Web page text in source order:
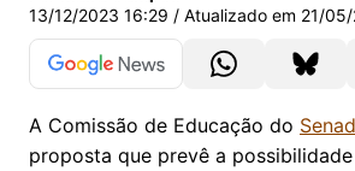
13/12/2023 16:29 / Atualizado em 21/
A Comissão de Educação do
proposta que prevê a